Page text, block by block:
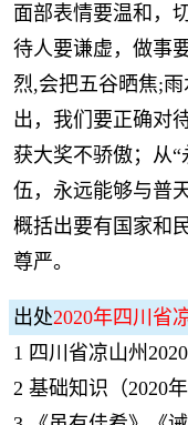
面部表情要温和，
待人要谦虚，做事
烈,会把五谷晒焦;
出，我们要正确对
获大奖不骄傲；从
伍，永远能够与普
概括出要有国家和
尊严。
出处2020年四川省
1 四川省凉山州
2 基础知识（2020